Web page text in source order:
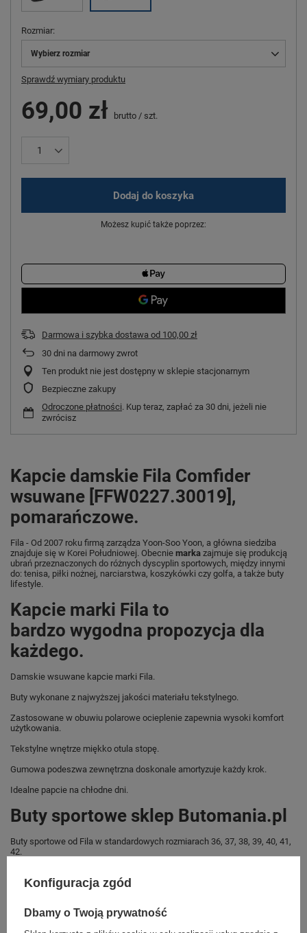
Rozmiar
Wybierz rozmiar
Sprawdź wymiary produktu
69,00 zł brutto / szt.
Dodaj do koszyka
Możesz kupić także poprzez:
Darmowa i szybka dostawa od 100,00 zł
30 dni na darmowy zwrot
Ten produkt nie jest dostępny w sklepie stacjonarnym
Bezpieczne zakupy
Odroczone płatności. Kup teraz, zapłać za 30 dni, jeżeli nie
zwrócisz
Kapcie damskie Fila Comfider
wsuwane [FFW0227.30019],
pomarańczowe.
Fila - Od 2007 roku firmą zarządza Yoon-Soo Yoon, a główna siedziba
znajduje się w Korei Południowej. Obecnie marka zajmuje się produkcją
ubrań przeznaczonych do różnych dyscyplin sportowych, między innymi
do: tenisa, piłki nożnej, narciarstwa, koszykówki czy golfa, a także buty
lifestyle.
Kapcie marki Fila to
bardzo wygodna propozycja dla
każdego.
Damskie wsuwane kapcie marki Fila.
Buty wykonane z najwyższej jakości materiału tekstylnego.
Zastosowane w obuwiu polarowe ocieplenie zapewnia wysoki komfort
użytkowania.
Tekstylne wnętrze miękko otula stopę.
Gumowa podeszwa zewnętrzna doskonale amortyzuje każdy krok.
Idealne papcie na chłodne dni.
Buty sportowe sklep Butomania.pl
Buty sportowe od Fila w standardowych rozmiarach 36, 37, 38, 39, 40, 41,
42.
Sklep Butomania.pl to największy wybór obuwia sportowego dla całej
Konfiguracja zgód
Dbamy o Twoją prywatność